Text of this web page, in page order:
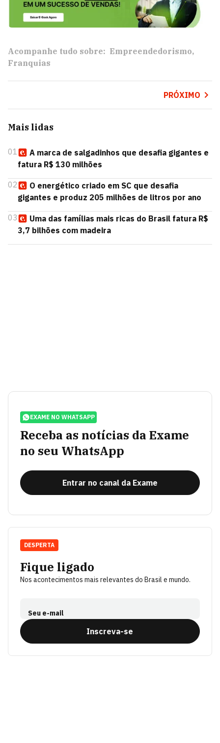
Acompanhe tudo sobre: Empreendedorismo
Franquias
PRÓXIMO
Mais lidas
01
A marca de salgadinhos que desafia gigantes e
fatura R$ 130 milhões
02
O energético criado em SC que desafia
gigantes e produz 205 milhões de litros por ano
03
Uma das famílias mais ricas do Brasil fatura R$
3,7 bilhões com madeira
EXAME NO WHATSAPP
Receba as notícias da Exame
no seu WhatsApp
Entrar no canal da Exame
Fique ligado
Nos acontecimentos mais relevantes do Brasil e mundo.
Seu e-mail
Inscreva-se
DESPERTA